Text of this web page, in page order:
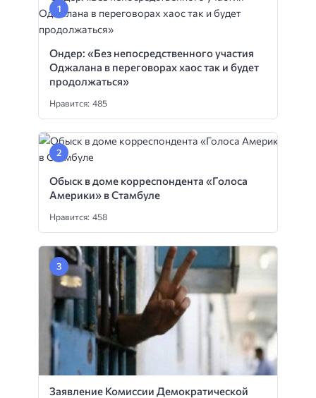
Ондер: «Без непосредственного участия
Оджалана в переговорах хаос так и будет
продолжаться»
Нравится: 485
Обыск в доме корреспондента «Голоса
Америки» в Стамбуле
Нравится: 458
Заявление Комиссии Демократической